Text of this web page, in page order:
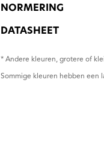
NORMERING
DATASHEET
* Andere kleuren, grotere of
Sommige kleuren hebben een